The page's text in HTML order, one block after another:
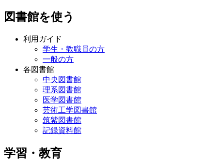
図書館を使う
利用ガイド
学生・教職員の方
一般の方
各図書館
中央図書館
理系図書館
医学図書館
芸術工学図書館
筑紫図書館
記録資料館
学習・教育